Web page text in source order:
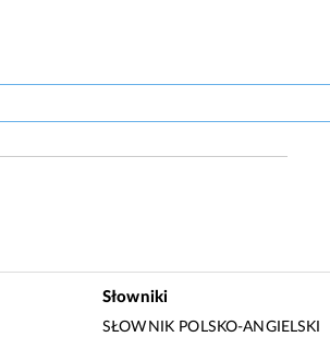
Słowniki
SŁOWNIK POLSKO-ANGIELSKI